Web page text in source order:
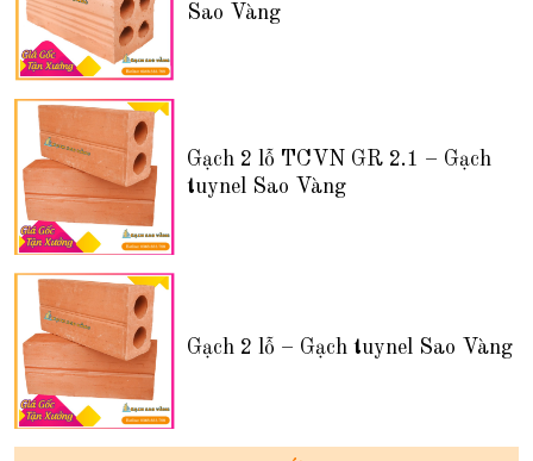
Sao Vàng
Gạch 2 lỗ TCVN GR 2.1 – Gạch
tuynel Sao Vàng
Gạch 2 lỗ – Gạch tuynel Sao Vàng